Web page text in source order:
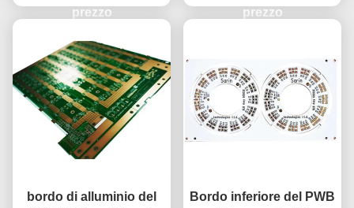
prezzo prezzo
bordo di alluminio del
Bordo inferiore del PWB